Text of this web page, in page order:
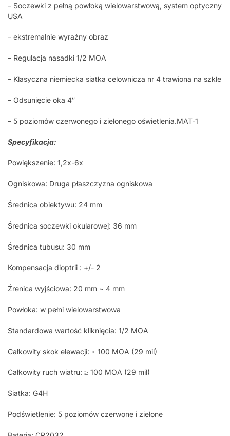
– Soczewki z pełną powłoką wielowarstwową, system optyczny
USA
– ekstremalnie wyraźny obraz
– Regulacja nasadki 1/2 MOA
– Klasyczna niemiecka siatka celownicza nr 4 trawiona na szkle
– Odsunięcie oka 4″
– 5 poziomów czerwonego i zielonego oświetlenia.MAT-1
Specyfikacja:
Powiększenie: 1,2x-6x
Ogniskowa: Druga płaszczyzna ogniskowa
Średnica obiektywu: 24 mm
Średnica soczewki okularowej: 36 mm
Średnica tubusu: 30 mm
Kompensacja dioptrii : +/- 2
Źrenica wyjściowa: 20 mm ~ 4 mm
Powłoka: w pełni wielowarstwowa
Standardowa wartość kliknięcia: 1/2 MOA
Całkowity skok elewacji: ≥ 100 MOA (29 mil)
Całkowity ruch wiatru: ≥ 100 MOA (29 mil)
Siatka: G4H
Podświetlenie: 5 poziomów czerwone i zielone